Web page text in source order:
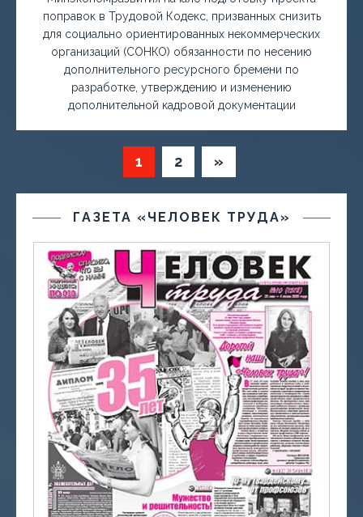
поправок в Трудовой Кодекс, призванных снизить
для социально ориентированных некоммерческих
организаций (СОНКО) обязанности по несению
дополнительного ресурсного бремени по
разработке, утверждению и изменению
дополнительной кадровой документации
1 2 »
ГАЗЕТА «ЧЕЛОВЕК ТРУДА»